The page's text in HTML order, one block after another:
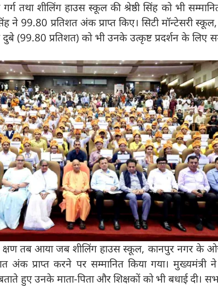
तथा शीलिंग हाउस स्कूल की श्रेष्ठी सिंह को भी
ने 99.80 प्रतिशत अंक प्राप्त किए। सिटी मॉन्टेसरी
(99.80 प्रतिशत) को भी उनके उत्कृष्ट प्रदर्शन के लिए
क्षण तब आया जब शीलिंग हाउस स्कूल, कानपुर नगर के
अंक प्राप्त करने पर सम्मानित किया गया। मुख्यमंत्री
हुए उनके माता-पिता और शिक्षकों को भी बधाई दी।